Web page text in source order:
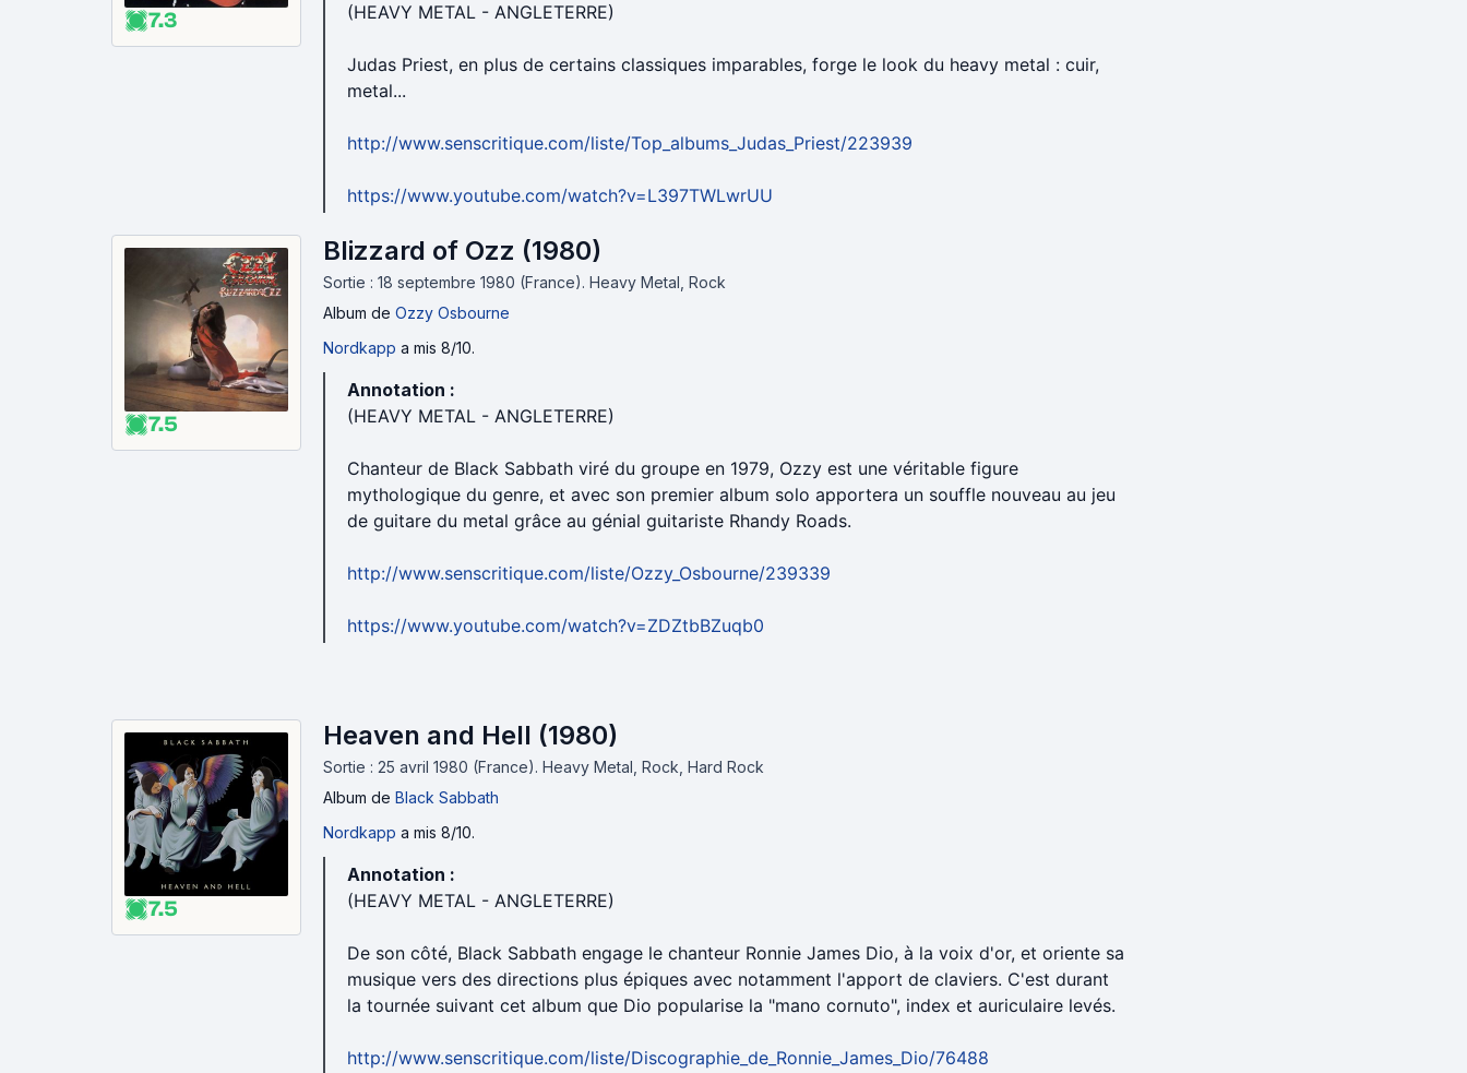
7.3
(HEAVY METAL - ANGLETERRE)
Judas Priest, en plus de certains classiques imparables, forge le look du heavy metal : cuir,
metal...
http://www.senscritique.com/liste/Top_albums_Judas_Priest/223939
https://www.youtube.com/watch?v=L397TWLwrUU
7.5
Blizzard of Ozz (1980)
Sortie : 18 septembre 1980 (France). Heavy Metal, Rock
Album de Ozzy Osbourne
Nordkapp a mis 8/10.
Annotation :
(HEAVY METAL - ANGLETERRE)
Chanteur de Black Sabbath viré du groupe en 1979, Ozzy est une véritable figure
mythologique du genre, et avec son premier album solo apportera un souffle nouveau au jeu
de guitare du metal grâce au génial guitariste Rhandy Roads.
http://www.senscritique.com/liste/Ozzy_Osbourne/239339
https://www.youtube.com/watch?v=ZDZtbBZuqb0
7.5
Heaven and Hell (1980)
Sortie : 25 avril 1980 (France). Heavy Metal, Rock, Hard Rock
Album de Black Sabbath
Nordkapp a mis 8/10.
Annotation :
(HEAVY METAL - ANGLETERRE)
De son côté, Black Sabbath engage le chanteur Ronnie James Dio, à la voix d'or, et oriente sa
musique vers des directions plus épiques avec notamment l'apport de claviers. C'est durant
la tournée suivant cet album que Dio popularise la "mano cornuto", index et auriculaire levés.
http://www.senscritique.com/liste/Discographie_de_Ronnie_James_Dio/76488